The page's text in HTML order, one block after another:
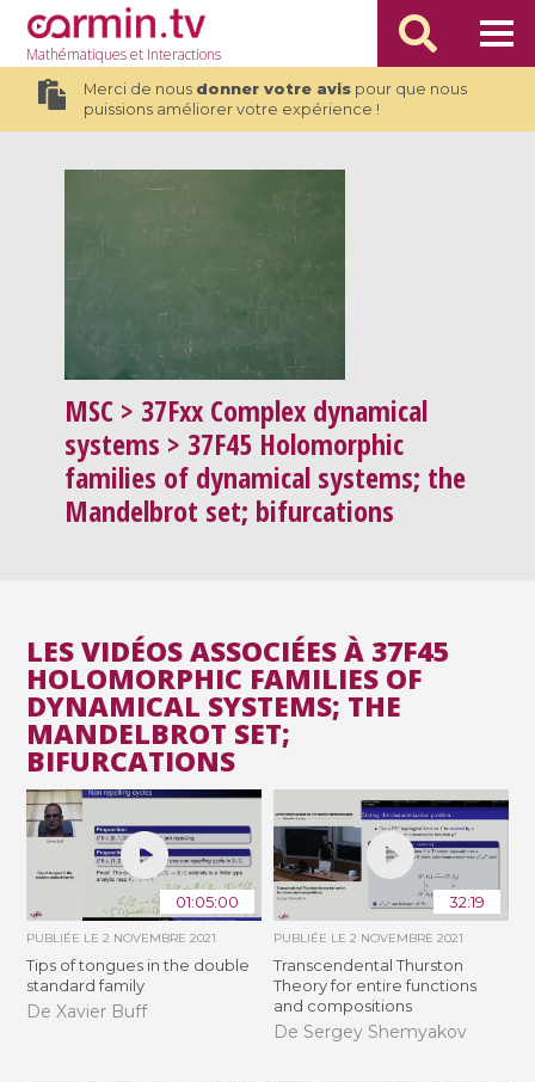
Mathématiqueset Interactions
Merci de nous donner votre avispour que nous
puissions améliorer votre expérience !
MSC > 37Fxx Complex dynamical
systems > 37F45 Holomorphic
families of dynamical systems; the
Mandelbrot set; bifurcations
LES VIDÉOS ASSOCIÉES À 37F45
HOLOMORPHIC FAMILIES OF
DYNAMICAL SYSTEMS; THE
MANDELBROT SET;
BIFURCATIONS
01:05:00
PUBLIÉE LE2 NOVEMBRE 2021
Tips of tongues in the double
standard family
De Xavier Buff
32:19
PUBLIÉE LE 2 NOVEMBRE 2021
Transcendental Thurston
Theory for entire functions
and compositions
De Sergey Shemyakov